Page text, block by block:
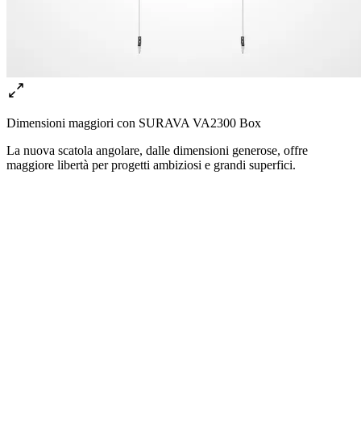
Dimensioni maggiori con SURAVA VA2300 Box
La nuova scatola angolare, dalle dimensioni generose, offre
maggiore libertà per progetti ambiziosi e grandi superfici.